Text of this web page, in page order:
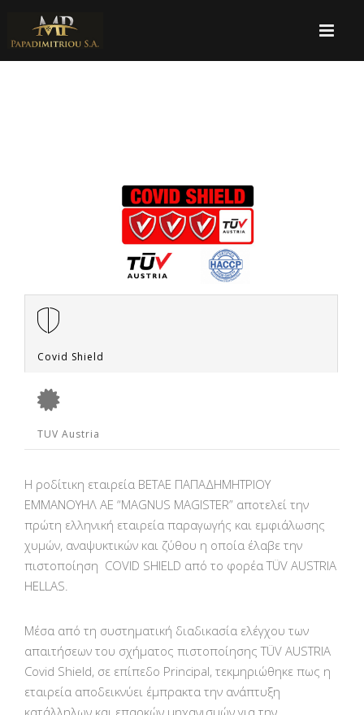
Covid Shield
TUV Austria
Η ροδίτικη εταιρεία ΒΕΤΑΕ ΠΑΠΑΔΗΜΗΤΡΙΟΥ
ΕΜΜΑΝΟΥΗΛ ΑΕ “MAGNUS MAGISTER” αποτελεί την
πρώτη ελληνική εταιρεία παραγωγής και εμφιάλωσης
χυμών, αναψυκτικών και ζύθου η οποία έλαβε την
πιστοποίηση COVID SHIELD από το φορέα TÜV AUSTRIA
HELLAS.
Μέσα από τη συστηματική διαδικασία ελέγχου των
απαιτήσεων του σχήματος πιστοποίησης TÜV AUSTRIA
Covid Shield, σε επίπεδο Principal, τεκμηριώθηκε πως η
εταιρεία αποδεικνύει έμπρακτα την ανάπτυξη
κατάλληλων και επαρκών μηχανισμών για την